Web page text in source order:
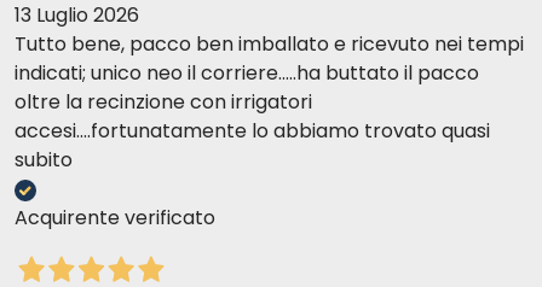
13 Luglio 2026
Tutto bene, pacco ben imballato e ricevuto nei tempi
indicati; unico neo il corriere.....ha buttato il pacco
oltre la recinzione con irrigatori
accesi....fortunatamente lo abbiamo trovato quasi
subito
Acquirente verificato